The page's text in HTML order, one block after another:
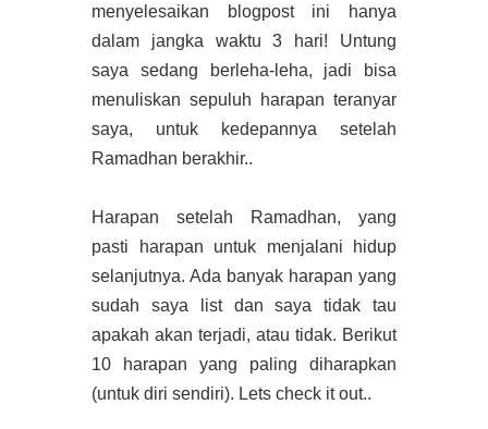
menyelesaikan blogpost ini hanya
dalam jangka waktu 3 hari! Untung
saya sedang berleha-leha, jadi bisa
menuliskan sepuluh harapan teranyar
saya, untuk kedepannya setelah
Ramadhan berakhir..
Harapan setelah Ramadhan, yang
pasti harapan untuk menjalani hidup
selanjutnya. Ada banyak harapan yang
sudah saya list dan saya tidak tau
apakah akan terjadi, atau tidak. Berikut
10 harapan yang paling diharapkan
(untuk diri sendiri). Lets check it out..